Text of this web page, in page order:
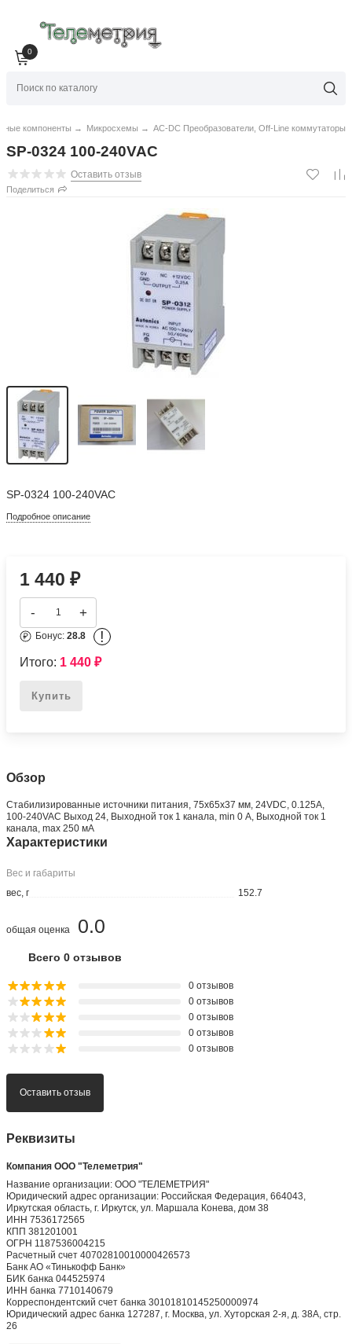
0
компоненты → Микросхемы → AC-DC Преобразователи, Off-Line коммутаторы
SP-0324 100-240VAC
Оставить отзыв
Поделиться
SP-0324 100-240VAC
Подробное описание
1 440₽
- +
Бонус:28.8 !
Итого: 1 440₽
Купить
Обзор
Стабилизированные источники питания, 75х65х37 мм, 24VDC, 0.125A,
100-240VAC Выход 24, Выходной ток 1 канала, min 0 А, Выходной ток 1
канала, max 250 мА
Характеристики
Вес и габариты
вес, г
152.7
0.0
общая оценка
Всего 0 отзывов
0 отзывов
0 отзывов
0 отзывов
0 отзывов
0 отзывов
Оставить отзыв
Реквизиты
Компания ООО "Телеметрия"
Название организации: ООО "ТЕЛЕМЕТРИЯ"
Юридический адрес организации: Российская Федерация, 664043,
Иркутская область, г. Иркутск, ул. Маршала Конева, дом 38
ИНН 7536172565
КПП 381201001
ОГРН 1187536004215
Расчетный счет 40702810010000426573
Банк АО «Тинькофф Банк»
БИК банка 044525974
ИНН банка 7710140679
Корреспондентский счет банка 30101810145250000974
Юридический адрес банка 127287, г. Москва, ул. Хуторская 2-я, д. 38А, стр.
26